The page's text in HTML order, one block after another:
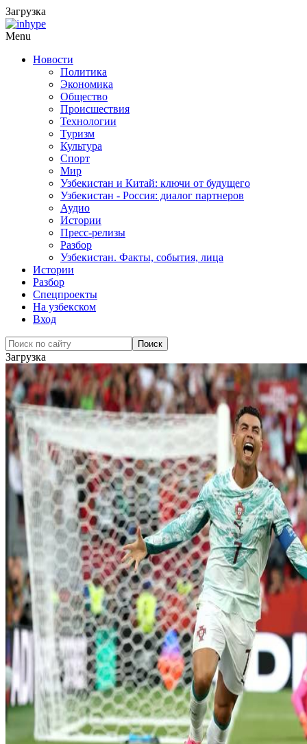
Загрузка
Menu
Новости
Политика
Экономика
Общество
Происшествия
Технологии
Туризм
Культура
Спорт
Мир
Узбекистан и Китай: ключи от будущего
Узбекистан - Россия: диалог партнеров
Аудио
Истории
Пресс-релизы
Разбор
Узбекистан. Факты, события, лица
Истории
Разбор
Спецпроекты
На узбекском
Вход
Загрузка